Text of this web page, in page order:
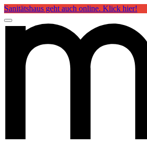
Sanitätshaus geht auch online. Klick hier!